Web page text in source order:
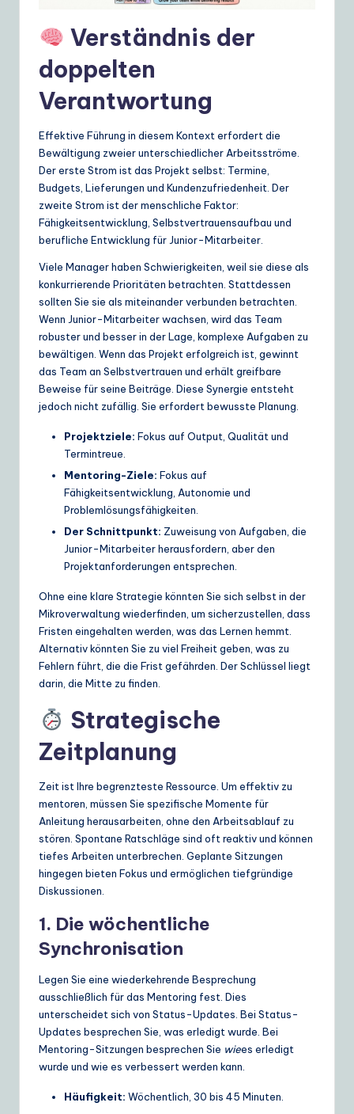
S
lu
ti
Verständnis der
doppelten
Verantwortung
Effektive Führung in diesem Kontext erfordert die
Bewältigung zweier unterschiedlicher Arbeitsströme.
Der erste Strom ist das Projekt selbst: Termine,
Budgets, Lieferungen und Kundenzufriedenheit. Der
zweite Strom ist der menschliche Faktor:
Fähigkeitsentwicklung, Selbstvertrauensaufbau und
berufliche Entwicklung für Junior-Mitarbeiter.
Viele Manager haben Schwierigkeiten, weil sie diese als
konkurrierende Prioritäten betrachten. Stattdessen
sollten Sie sie als miteinander verbunden betrachten.
Wenn Junior-Mitarbeiter wachsen, wird das Team
robuster und besser in der Lage, komplexe Aufgaben zu
bewältigen. Wenn das Projekt erfolgreich ist, gewinnt
das Team an Selbstvertrauen und erhält greifbare
Beweise für seine Beiträge. Diese Synergie entsteht
jedoch nicht zufällig. Sie erfordert bewusste Planung.
Projektziele: Fokus auf Output, Qualität und
Termintreue.
Mentoring-Ziele: Fokus auf
Fähigkeitsentwicklung, Autonomie und
Problemlösungsfähigkeiten.
Der Schnittpunkt: Zuweisung von Aufgaben, die
Junior-Mitarbeiter herausfordern, aber den
Projektanforderungen entsprechen.
Ohne eine klare Strategie könnten Sie sich selbst in der
Mikroverwaltung wiederfinden, um sicherzustellen, dass
Fristen eingehalten werden, was das Lernen hemmt.
Alternativ könnten Sie zu viel Freiheit geben, was zu
Fehlern führt, die die Frist gefährden. Der Schlüssel liegt
darin, die Mitte zu finden.
Strategische
Zeitplanung
Zeit ist Ihre begrenzteste Ressource. Um effektiv zu
mentoren, müssen Sie spezifische Momente für
Anleitung herausarbeiten, ohne den Arbeitsablauf zu
stören. Spontane Ratschläge sind oft reaktiv und können
tiefes Arbeiten unterbrechen. Geplante Sitzungen
hingegen bieten Fokus und ermöglichen tiefgründige
Diskussionen.
1. Die wöchentliche
Synchronisation
Legen Sie eine wiederkehrende Besprechung
ausschließlich für das Mentoring fest. Dies
unterscheidet sich von Status-Updates. Bei Status-
Updates besprechen Sie, was erledigt wurde. Bei
Mentoring-Sitzungen besprechen Sie wiees erledigt
wurde und wie es verbessert werden kann.
Häufigkeit: Wöchentlich, 30 bis 45 Minuten.